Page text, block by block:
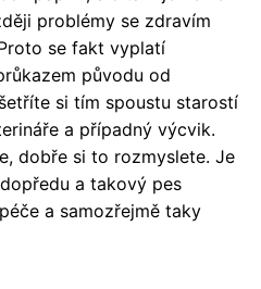
problémy se zdravím
se fakt vyplatí
původu od
si tím spoustu starostí
a případný výcvik.
dobře si to rozmyslete. Je
a takový pes
a samozřejmě taky